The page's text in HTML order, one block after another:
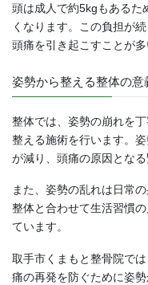
頭は成人で約5kgもあるた
くなります。この負担が
頭痛を引き起こすことが多
姿勢から整える整体の意
整体では、姿勢の崩れを
整える施術を行います。
が減り、頭痛の原因とな
また、姿勢の乱れは日常
整体と合わせて生活習慣
ています。
取手市くまもと整骨院で
痛の再発を防ぐために姿